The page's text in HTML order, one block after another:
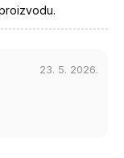
23. 5. 2026.